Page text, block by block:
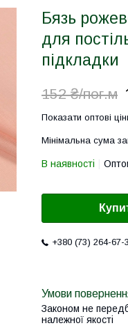
Бязь
для
підкладки
152 ₴/пог.м
Показати оптові
Мінімальна сума
В наявності
+380 (73) 264-67-
Законом не
належної якості